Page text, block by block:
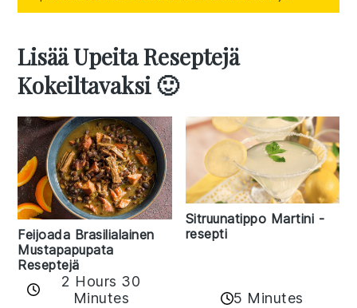
Lisää Upeita Reseptejä
Kokeiltavaksi 🙂
Feijoada Brasilialainen
Mustapapupata
Reseptejä
2 Hours 30
Minutes
Sitruunatippo Martini -
resepti
5 Minutes